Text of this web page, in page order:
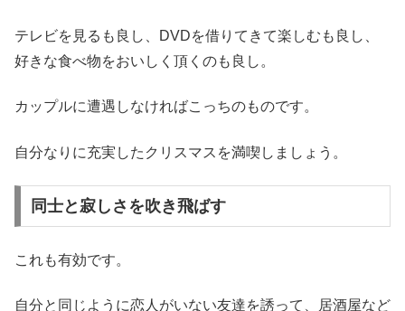
テレビを見るも良し、DVDを借りてきて楽しむも良し、
好きな食べ物をおいしく頂くのも良し。
カップルに遭遇しなければこっちのものです。
自分なりに充実したクリスマスを満喫しましょう。
同士と寂しさを吹き飛ばす
これも有効です。
自分と同じように恋人がいない友達を誘って、居酒屋など